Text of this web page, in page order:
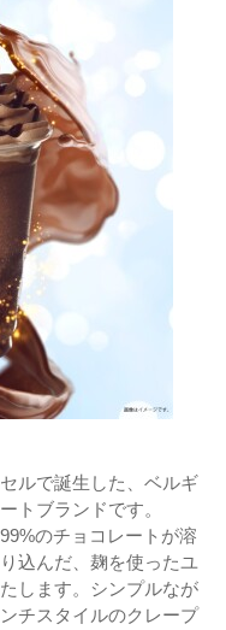
ルで誕生した、ベルギ
トブランドです。​
のチョコレートが溶
込んだ、麹を使ったユ
します。シンプルなが
チスタイルのクレープ